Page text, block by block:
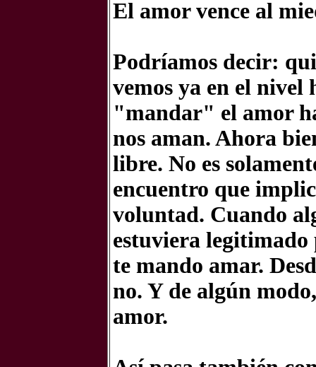
El amor vence al
Podríamos decir:
vemos ya en el
"mandar" el amor
nos aman. Ahora
libre. No es
encuentro que
voluntad. Cuando
estuviera
te mando amar.
no. Y de algún
amor.